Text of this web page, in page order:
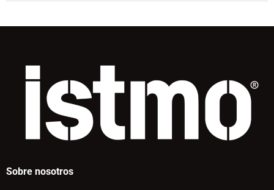
Sobre nosotros